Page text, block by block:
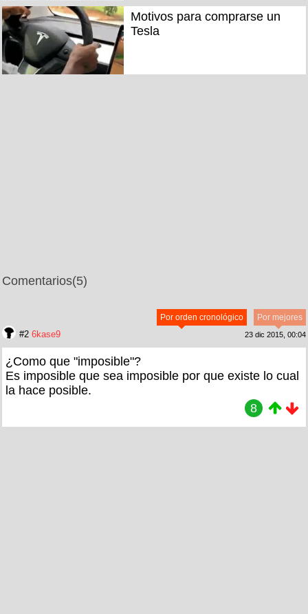
Motivos para comprarse un
Tesla
Comentarios(5)
Por mejores
Por orden cronológico
#2 6kase9 23 dic 2015, 00:04
¿Como que "imposible"?
Es imposible que sea imposible por que existe lo cual
la hace posible.
8